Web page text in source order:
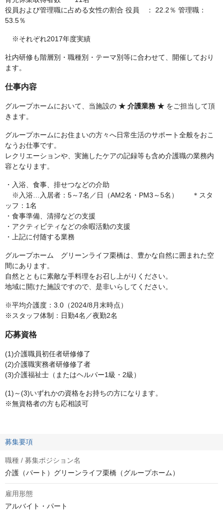
役員および管理職に占める女性の割合 役員 ： 22.2％ 管理職：
53.5％
※それぞれ2017年度実績
社内研修も階層別・職種別・テーマ別等に合わせて、開催しており
ます。
仕事内容
グループホームにおいて、当施設の ★ 介護業務 ★ をご担当して頂
きます。
グループホームにお住まいの方々へ日常生活のサポート全般をおこ
なうお仕事です。
レクリエーションや、実施したケアの記録等も含め介護職の業務内
容となります。
・入浴、食事、排せつなどの介助
※入浴…入居者：5～7名／日（AM2名・PM3～5名） ＊スタ
ッフ：1名
・食事準備、清掃などの支援
・アクティビティなどの余暇活動の支援
・上記に付随する業務
グループホーム グリーンライフ栗橋は、豊かな自然に囲まれた空
間にあります。
自然とともに素敵な手料理をお召し上がりください。
地域に開けた施設ですので、是非いらしてください。
※平均介護度：3.0（2024/8月末時点）
※スタッフ体制：日勤4名／夜勤2名
応募資格
(1)介護職員初任者研修修了
(2)介護職実務者研修修了者
(3)介護福祉士（またはヘルパー1級・2級）
(1)～(3)いずれかの資格をお持ちの方になります。
※無資格者の方も応相談可
募集要項
職種 / 募集ポジション名
介護（パート）グリーンライフ栗橋（グループホーム）
雇用形態
アルバイト・パート